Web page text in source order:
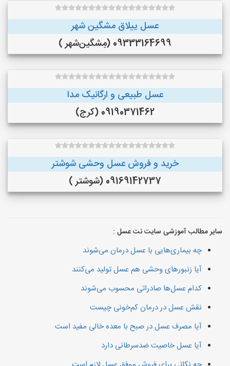
عسل ییلاق مشگین شهر
09333164699 (مِشگین‌شهر )
عسل طبیعی و ارگانیک مدا
09190371462 (کرج)
خرید و فروش عسل وحشی شوشتر
09169142737 (شوشتر )
سایر مطالب آموزشی سایت نت عسل :
چه بیماری‌هایی با عسل درمان می‌شوند
آیا زنبورهای وحشی هم عسل تولید می‌کنند
کدام عسل‌ها صادراتی محسوب می‌شوند
نقش عسل در درمان کم‌خونی چیست
آیا مصرف عسل در صبح با معده خالی مفید است
آیا عسل خاصیت ضدسرطانی دارد